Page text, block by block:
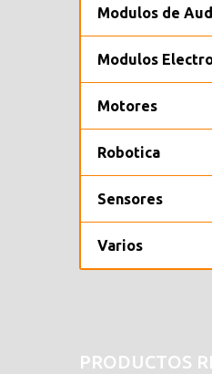
Modulos de
Modulos
Motores
Robotica
Sensores
Varios
PRODUCTOS